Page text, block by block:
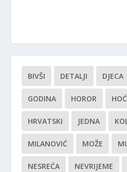
BIVŠI DETALJI DJECA
GODINA HOROR
HRVATSKI JEDNA
MILANOVIĆ MOŽE
NESREĆA NEVRIJEME